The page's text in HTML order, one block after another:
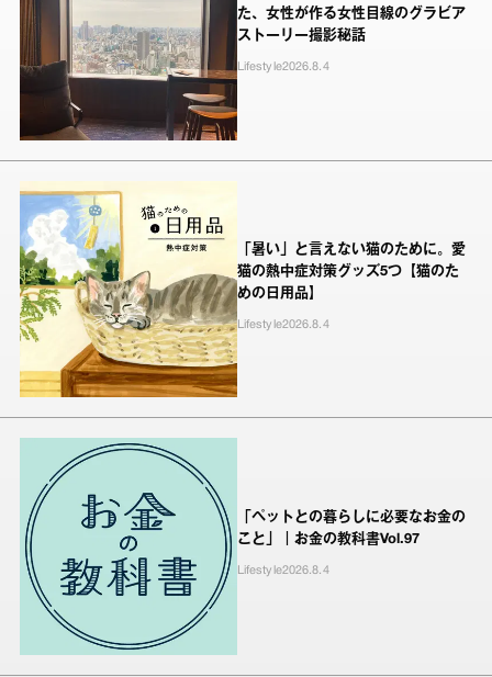
た、女性が作る女性目線のグラビア
ストーリー撮影秘話
Lifestyle2026.8.4
「暑い」と言えない猫のために。愛
猫の熱中症対策グッズ5つ【猫のた
めの日用品】
Lifestyle2026.8.4
「ペットとの暮らしに必要なお金の
こと」｜お金の教科書Vol.97
Lifestyle2026.8.4